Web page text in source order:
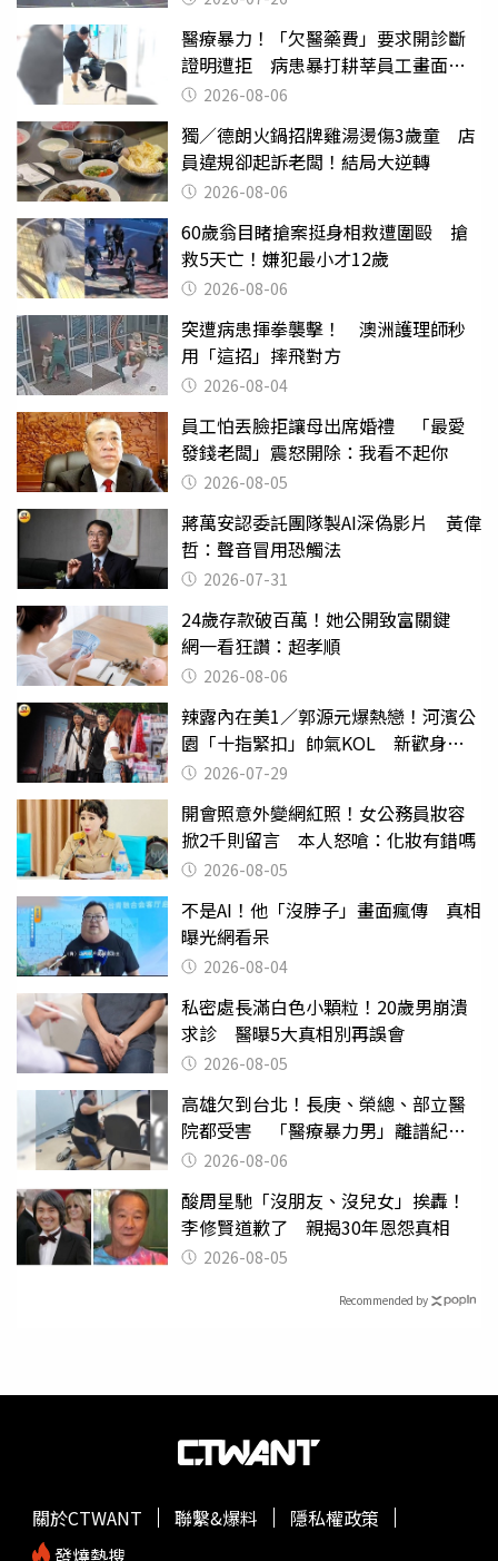
醫療暴力！「欠醫藥費」要求開診斷
證明遭拒 病患暴打耕莘員工畫面曝
光 2026-08-06
獨／德朗火鍋招牌雞湯燙傷3歲童 店
員違規卻起訴老闆！結局大逆轉
2026-08-06
60歲翁目睹搶案挺身相救遭圍毆 搶
救5天亡！嫌犯最小才12歲
2026-08-06
突遭病患揮拳襲擊！ 澳洲護理師秒
用「這招」摔飛對方
2026-08-04
員工怕丟臉拒讓母出席婚禮 「最愛
發錢老闆」震怒開除：我看不起你
2026-08-05
蔣萬安認委託團隊製AI深偽影片 黃偉
哲：聲音冒用恐觸法
2026-07-31
24歲存款破百萬！她公開致富關鍵
網一看狂讚：超孝順
2026-08-06
辣露內在美1／郭源元爆熱戀！河濱公
園「十指緊扣」帥氣KOL 新歡身份
曝光2026-07-29
開會照意外變網紅照！女公務員妝容
掀2千則留言 本人怒嗆：化妝有錯嗎
2026-08-05
不是AI！他「沒脖子」畫面瘋傳 真相
曝光網看呆
2026-08-04
私密處長滿白色小顆粒！20歲男崩潰
求診 醫曝5大真相別再誤會
2026-08-05
高雄欠到台北！長庚、榮總、部立醫
院都受害 「醫療暴力男」離譜紀錄
曝光2026-08-06
酸周星馳「沒朋友、沒兒女」挨轟！
李修賢道歉了 親揭30年恩怨真相
2026-08-05
Recommended by
關於CTWANT 聯繫&爆料
隱私權政策